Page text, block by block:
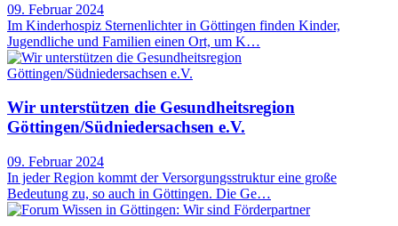
09. Februar 2024
Im Kinderhospiz Sternenlichter in Göttingen finden Kinder,
Jugendliche und Familien einen Ort, um K…
Wir unterstützen die Gesundheitsregion
Göttingen/Südniedersachsen e.V.
09. Februar 2024
In jeder Region kommt der Versorgungsstruktur eine große
Bedeutung zu, so auch in Göttingen. Die Ge…